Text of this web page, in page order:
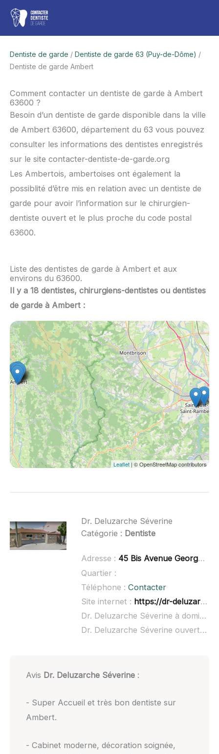
Aller
contenu
Dentiste de garde / Dentiste de garde 63 (Puy-de-Dôme) /
Dentiste de garde Ambert
Comment contacter un dentiste de garde à Ambert
63600 ?
Besoin d’un dentiste de garde disponible dans la ville
de Ambert 63600, département du 63 vous pouvez
consulter les informations des dentistes enregistrés
sur le site contacter-dentiste-de-garde.org
Les Ambertois, ambertoises ont également la
possiblité d’être mis en relation avec un dentiste de
garde pour avoir l’information sur le chirurgien-
dentiste ouvert et le plus proche du code postal
63600.
Liste des dentistes de garde à Ambert et aux
environs du 63600.
Il y a 18 dentistes, chirurgiens-dentistes ou dentistes
de garde à Ambert :
Leaflet | © OpenStreetMap contributors
Dr. Deluzarche Séverine
Catégorie : Dentiste
Adresse : 45 Bis Avenue Georges Clemenceau, 63600 Ambert
Quartier :
Téléphone : Contacter
Site internet : https://dr-deluzarche-severine.chirurgiens-dentistes.fr/
Dr. Deluzarche Séverine à domicile :
Dr. Deluzarche Séverine ouvert dimanche :
Avis Dr. Deluzarche Séverine:
- Super Accueil et très bon dentiste sur
Ambert.
- Cabinet moderne, décoration soignée,